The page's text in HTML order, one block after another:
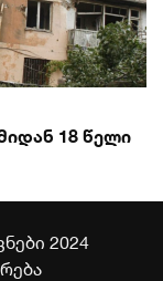
18 წელი
2024